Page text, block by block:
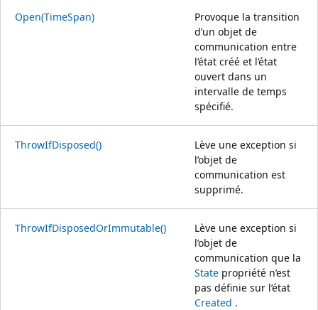
Open(TimeSpan)
Provoque la transition
d’un objet de
communication entre
l’état créé et l’état
ouvert dans un
intervalle de temps
spécifié.
ThrowIfDisposed()
Lève une exception si
l’objet de
communication est
supprimé.
ThrowIfDisposedOrImmutable()
Lève une exception si
l’objet de
communication que la
State propriété n’est
pas définie sur l’état
Created .